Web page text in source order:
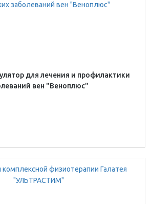
для лечения и профилактики
вен "Веноплюс"